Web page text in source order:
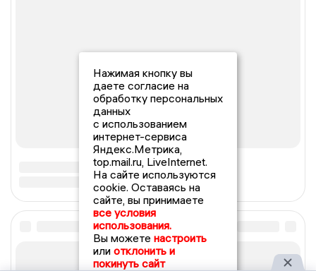
Нажимая кнопку вы
даете согласие на
обработку персональных
данных
с использованием
интернет-сервиса
Яндекс.Метрика,
top.mail.ru, LiveInternet.
На сайте используются
cookie. Оставаясь на
сайте, вы принимаете
все условия
использования.
Вы можете настроить
или отклонить и
покинуть сайт